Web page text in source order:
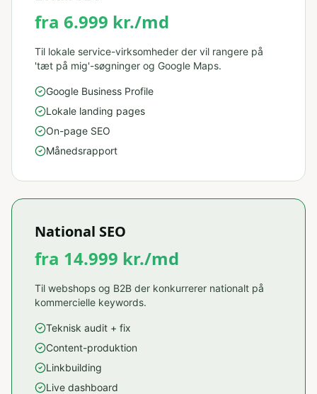
fra 6.999 kr./md
Til lokale service-virksomheder der vil rangere på
'tæt på mig'-søgninger og Google Maps.
Google Business Profile
Lokale landing pages
On-page SEO
Månedsrapport
National SEO
fra 14.999 kr./md
Til webshops og B2B der konkurrerer nationalt på
kommercielle keywords.
Teknisk audit + fix
Content-produktion
Linkbuilding
Live dashboard